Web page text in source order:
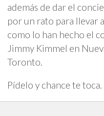
además de dar el
por un rato para llevar
como lo han hecho el
Jimmy Kimmel en
Toronto.
Pídelo y chance te toca.